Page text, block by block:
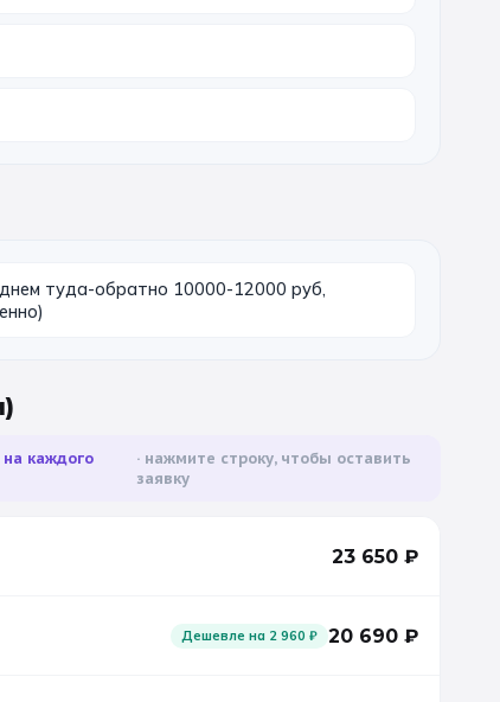
туда-обратно 10000-12000 руб,
каждого
нажмите строку, чтобы оставить
заявку
23 650 ₽
Дешевле на 2 960 ₽ 20 690 ₽